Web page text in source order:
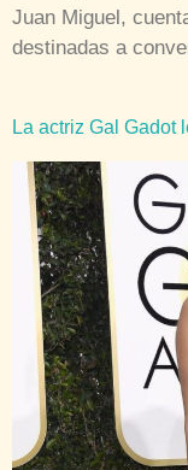
Juan Miguel,
destinadas a
La actriz Gal Gadot